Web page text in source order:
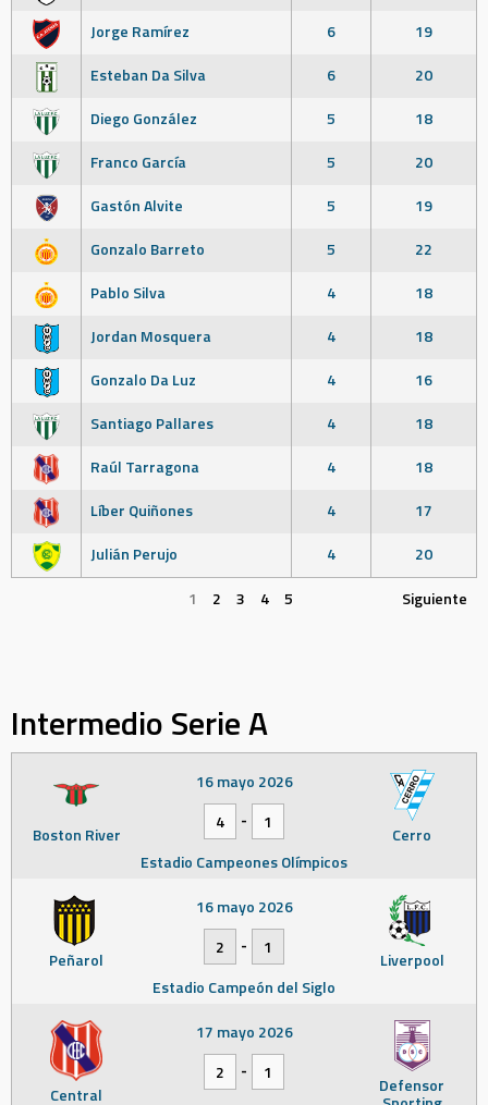
Jorge Ramírez
6
19
Esteban Da Silva
6
20
Diego González
5
18
Franco García
5
20
Gastón Alvite
5
19
Gonzalo Barreto
5
22
Pablo Silva
4
18
Jordan Mosquera
4
18
Gonzalo Da Luz
4
16
Santiago Pallares
4
18
Raúl Tarragona
4
18
Líber Quiñones
4
17
Julián Perujo
4
20
1
2 3 4 5 Siguiente
Intermedio Serie A
Boston River Cerro
16 mayo 2026
4
-
1
Estadio Campeones Olímpicos
Peñarol Liverpool
16 mayo 2026
2
-
1
Estadio Campeón del Siglo
Central Defensor
17 mayo 2026
2
-
1